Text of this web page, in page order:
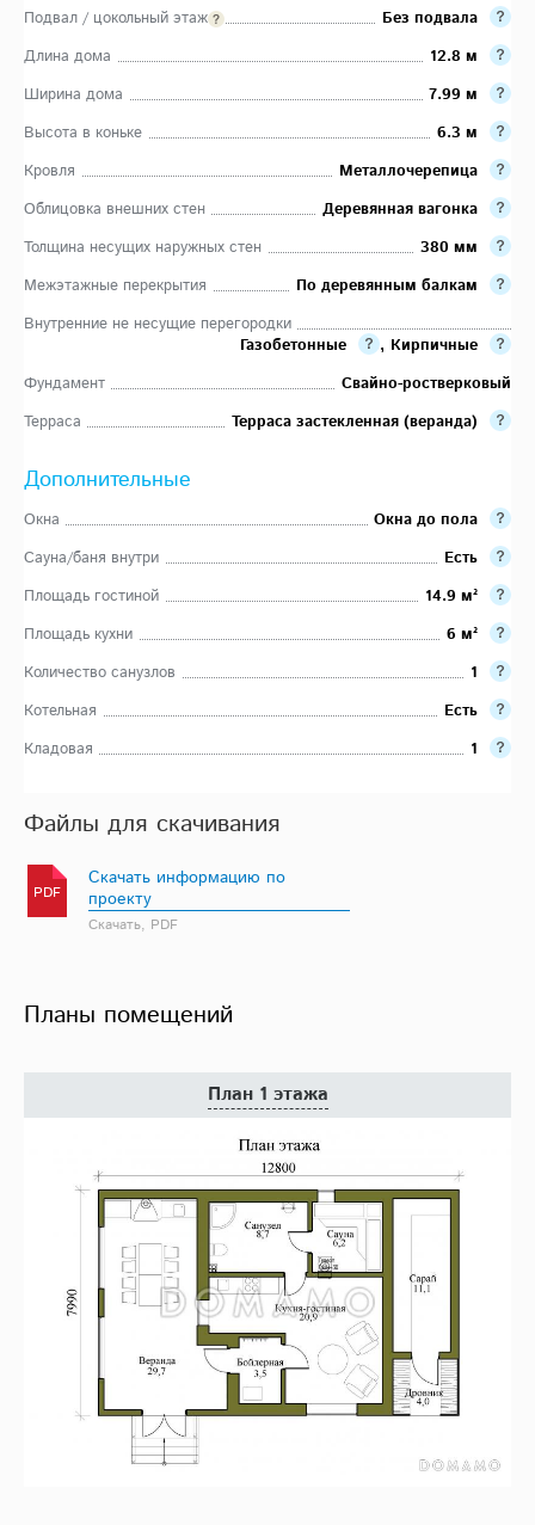
Подвал / цокольный этаж
Без подвала
Длина дома
12.8 м
Ширина дома
7.99 м
Высота в коньке
6.3 м
Кровля
Металлочерепица
Облицовка внешних стен
Деревянная вагонка
Толщина несущих наружных стен
380 мм
Межэтажные перекрытия
По деревянным балкам
Внутренние не несущие перегородки
Газобетонные
, Кирпичные
Фундамент
Свайно-ростверковый
Терраса
Терраса застекленная (веранда)
Дополнительные
Окна
Окна до пола
Сауна/баня внутри
Есть
Площадь гостиной
14.9 м²
Площадь кухни
6 м²
Количество санузлов
1
Котельная
Есть
Кладовая
1
Файлы для скачивания
PDF
Скачать информацию по
проекту
Скачать, PDF
Планы помещений
План 1 этажа